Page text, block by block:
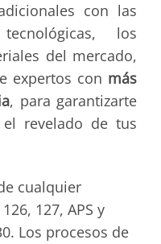
con las
los
del mercado,
expertos con más
, para garantizarte
revelado de tus
cualquier
127, APS y
Los procesos de